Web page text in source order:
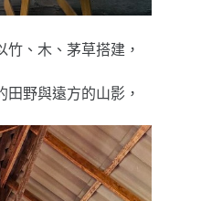
、木、茅草搭建，
野與遠方的山影，